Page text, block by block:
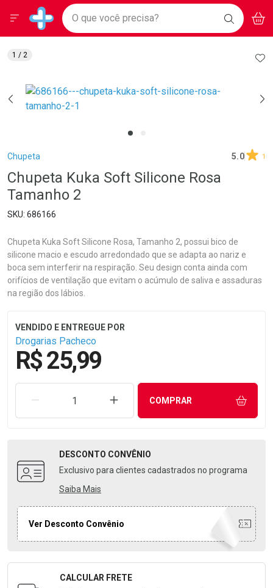
Drogarias Pacheco
Baixe nosso APP e aproveite Ofertas Exclusivas!
BAIXE
O APP
Ir direto para a home
pela página
Ir direto para o conteúdo
Ir direto para a busca
Ir direto para a conta
Ir direto para a notificações
Ir direto para o carrinho
Ir direto para o menu
Faça a sua busca
O que você precisa? BUSCAR
Menu
Breadcrumb
Chupeta 5.0 1
Chupeta Kuka Soft Silicone Rosa
Tamanho 2
686166
Chupeta Kuka Soft Silicone Rosa, Tamanho 2, possui bico de
silicone macio e escudo arredondado que se adapta ao nariz e
boca sem interferir na respiração. Seu design conta ainda com
orifícios de ventilação que evitam o acúmulo de saliva e assaduras
na região dos lábios.
Drogarias Pacheco
R$ 25,99
REMOVER UMA UNIDADEAUMENTAR UMA UNIDADE
COMPRAR
DESCONTO CONVÊNIO
Exclusivo para clientes cadastrados no programa
Saiba Mais
Ver Desconto Convênio
Formulário para Calcular o Frete
CALCULAR FRETE
1 / 2